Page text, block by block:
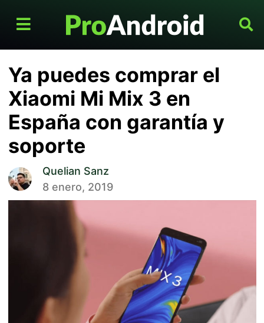
Ya puedes comprar el
Xiaomi Mi Mix 3 en
España con garantía y
soporte
Quelian Sanz
8 enero, 2019